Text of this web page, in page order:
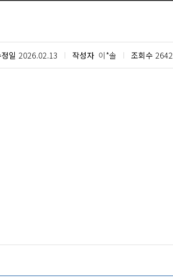
일 2026.02.13 작성자 이*솔 조회수 2642